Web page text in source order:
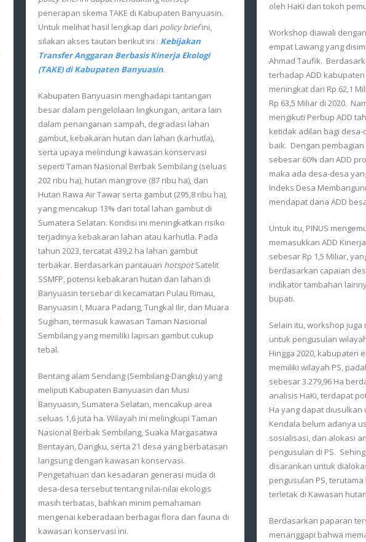
penerapan skema TAKE di Kabupaten Banyuasin.
Untuk melihat hasil lengkap dari policy briefini,
silakan akses tautan berikut ini : Kebijakan
Transfer Anggaran Berbasis Kinerja Ekologi
(TAKE) di Kabupaten Banyuasin.
Kabupaten Banyuasin menghadapi tantangan
besar dalam pengelolaan lingkungan, antara lain
dalam penanganan sampah, degradasi lahan
gambut, kebakaran hutan dan lahan (karhutla),
serta upaya melindungi kawasan konservasi
seperti Taman Nasional Berbak Sembilang (seluas
202 ribu ha), hutan mangrove (87 ribu ha), dan
Hutan Rawa Air Tawar serta gambut (295,8 ribu ha),
yang mencakup 13% dari total lahan gambut di
Sumatera Selatan. Kondisi ini meningkatkan risiko
terjadinya kebakaran lahan atau karhutla. Pada
tahun 2023, tercatat 439,2 ha lahan gambut
terbakar. Berdasarkan pantauan hotspotSatelit
SSMFP, potensi kebakaran hutan dan lahan di
Banyuasin tersebar di kecamatan Pulau Rimau,
Banyuasin I, Muara Padang, Tungkal Ilir, dan Muara
Sugihan, termasuk kawasan Taman Nasional
Sembilang yang memiliki lapisan gambut cukup
tebal.
Bentang alam Sendang (Sembilang-Dangku) yang
meliputi Kabupaten Banyuasin dan Musi
Banyuasin, Sumatera Selatan, mencakup area
seluas 1,6 juta ha. Wilayah ini melingkupi Taman
Nasional Berbak Sembilang, Suaka Margasatwa
Bentayan, Dangku, serta 21 desa yang berbatasan
langsung dengan kawasan konservasi.
Pengetahuan dan kesadaran generasi muda di
desa-desa tersebut tentang nilai-nilai ekologis
masih terbatas, bahkan minim pemahaman
mengenai keberadaan berbagai flora dan fauna di
kawasan konservasi ini.
oleh HaKi dan tokoh
Workshop diawali
empat Lawang yang
Ahmad Taufik.
terhadap ADD kabupaten
meningkat dari Rp 62,1
Rp 63,5 Miliar di 2020.
mengikuti Perbup ADD
ketidak adilan bagi
baik. Dengan
sebesar 60% dan ADD
maka ada desa-desa
Indeks Desa
mendapat dana ADD
Untuk itu, PINUS
memasukkan ADD
sebesar Rp 1,5 Miliar,
berdasarkan capaian
indikator tambahan
bupati.
Selain itu, workshop
untuk pengusulan
Hingga 2020, kabupaten
memiliki wilayah PS,
sebesar 3.279,96 Ha
analisis HaKi, terdapat
Ha yang dapat diusulkan
Kendala belum adanya
sosialisasi, dan alokasi
pengusulan di PS.
disarankan untuk
pengusulan PS,
terletak di Kawasan
Berdasarkan paparan
menanggapi bahwa